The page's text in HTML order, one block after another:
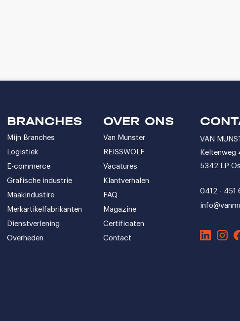
BRANCHES
Mijn Branches
Logistiek
E-commerce
Grafische industrie
Maakindustire
Merkartikelfabrikanten
Dienstverlening
Overheden
OVER ONS
Van Munster
REISSWOLF
Vacatures
Klantverhalen
FAQ
Magazine
Certificaten
Contact
VAN
Keltenweg
5342 LP
0412 - 451